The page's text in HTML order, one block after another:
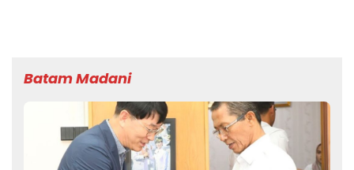
Batam Madani